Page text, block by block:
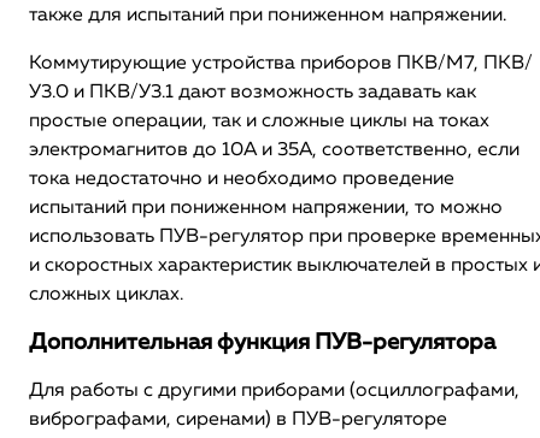
также для испытаний при пониженном напряжении.
Коммутирующие устройства приборов ПКВ/М7, ПКВ/
У3.0 и ПКВ/У3.1 дают возможность задавать как
простые операции, так и сложные циклы на токах
электромагнитов до 10А и 35А, соответственно, если
тока недостаточно и необходимо проведение
испытаний при пониженном напряжении, то можно
использовать ПУВ-регулятор при проверке
и скоростных характеристик выключателей в простых
сложных циклах.
Дополнительная функция ПУВ-регулятора
Для работы с другими приборами (осциллографами,
вибрографами, сиренами) в ПУВ-регуляторе